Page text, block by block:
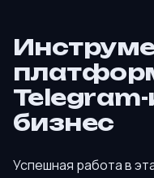
бизнес
Успешная работа в